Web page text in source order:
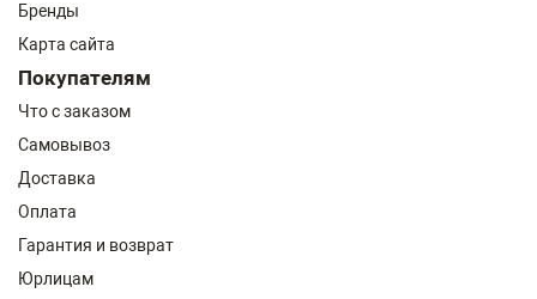
Бренды
Карта сайта
Покупателям
Что с заказом
Самовывоз
Доставка
Оплата
Гарантия и возврат
Юрлицам